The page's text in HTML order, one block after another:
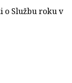
o Službu roku v